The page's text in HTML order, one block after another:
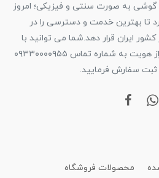
گوشی به صورت سنتی و فیزیکی؛ امروز
تا بهترین خدمت و دسترسی را در
ایران قرار دهد.شما می توانید با
ثبت نام به عنوان همکار و احراز هویت به شماره تماس ۰۹۳۳۰۰۰۰۹۵۵
سفارش فرمایید.
محصولات فروشگاه